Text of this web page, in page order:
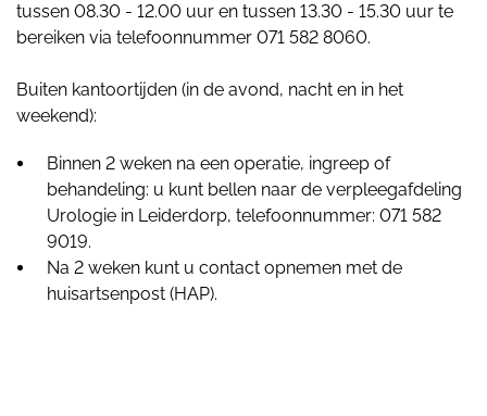
tussen 08.30 - 12.00 uur en tussen 13.30 - 15.30 uur te
bereiken via telefoonnummer 071 582 8060.
Buiten kantoortijden (in de avond, nacht en in het
weekend):
Binnen 2 weken na een operatie, ingreep of
behandeling: u kunt bellen naar de verpleegafdeling
Urologie in Leiderdorp, telefoonnummer: 071 582
9019.
Na 2 weken kunt u contact opnemen met de
huisartsenpost (HAP).